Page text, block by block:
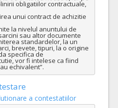
obligatiilor contractuale,
unui contract de achizitie
la nivelul anuntului de
sau altor documente
standardelor, la un
brevete, tipuri, la o origine
specifica de
vor fi intelese ca fiind
echivalent”.
a contestatiilor